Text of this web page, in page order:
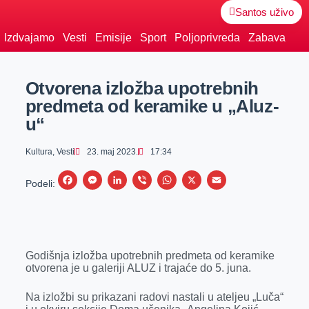
Santos uživo
Izdvajamo Vesti Emisije Sport Poljoprivreda Zabava
Otvorena izložba upotrebnih
predmeta od keramike u „Aluz-
u“
Kultura, Vesti 23. maj 2023. 17:34
Podeli:
F
b
o
M
e
g
L
e
I
V
r
W
s
A
p
X
E
l
Godišnja izložba upotrebnih predmeta od keramike
otvorena je u galeriji ALUZ i trajaće do 5. juna.
Na izložbi su prikazani radovi nastali u ateljeu „Luča“